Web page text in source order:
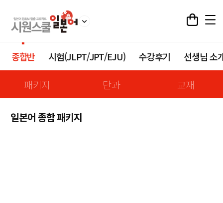
종합반 시험(JLPT/JPT/EJU) 수강후기 선생님 소
패키지 단과 교재
일본어 종합 패키지